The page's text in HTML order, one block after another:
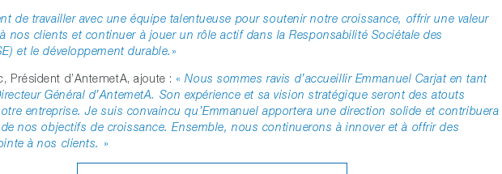
de travailler avec une équipe talentueuse pour soutenir notre croissance, offrir une valeur
nos clients et continuer à jouer un rôle actif dans la Responsabilité Sociétale des
et le développement durable. »
Président d’AntemetA, ajoute : «Nous sommes ravis d’accueillir Emmanuel Carjat en tant
Général d’AntemetA. Son expérience et sa vision stratégique seront des atouts
entreprise. Je suis convaincu qu’Emmanuel apportera une direction solide et contribuera
nos objectifs de croissance. Ensemble, nous continuerons à innover et à offrir des
à nos clients. »